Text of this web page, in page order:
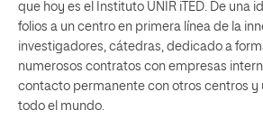
que hoy es el Instituto UNIR iTED. De una
folios a un centro en primera línea de la
investigadores, cátedras, dedicado a
numerosos contratos con empresas
contacto permanente con otros centros y
todo el mundo.